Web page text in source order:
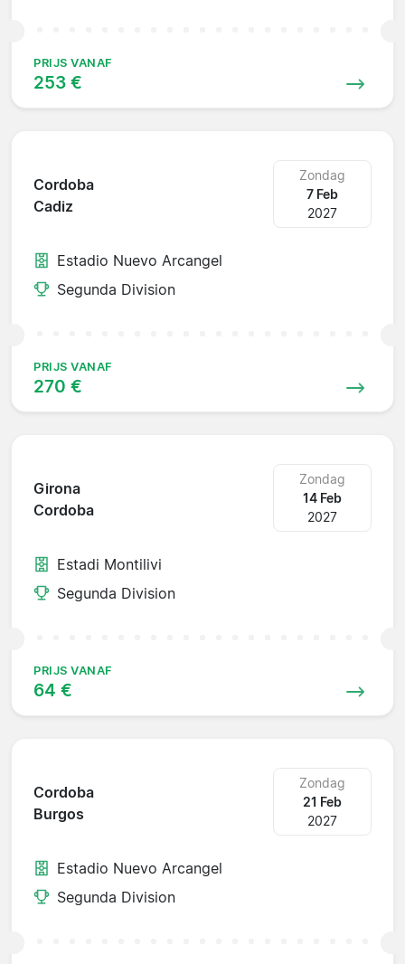
PRIJS VANAF
253 €
Cordoba
Cadiz
Zondag
7 Feb
2027
Estadio Nuevo Arcangel
Segunda Division
PRIJS VANAF
270 €
Girona
Cordoba
Zondag
14 Feb
2027
Estadi Montilivi
Segunda Division
PRIJS VANAF
64 €
Cordoba
Burgos
Zondag
21 Feb
2027
Estadio Nuevo Arcangel
Segunda Division